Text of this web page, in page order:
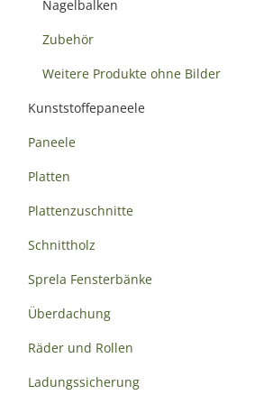
Nagelbalken
Zubehör
Weitere Produkte ohne Bilder
Kunststoffepaneele
Paneele
Platten
Plattenzuschnitte
Schnittholz
Sprela Fensterbänke
Überdachung
Räder und Rollen
Ladungssicherung